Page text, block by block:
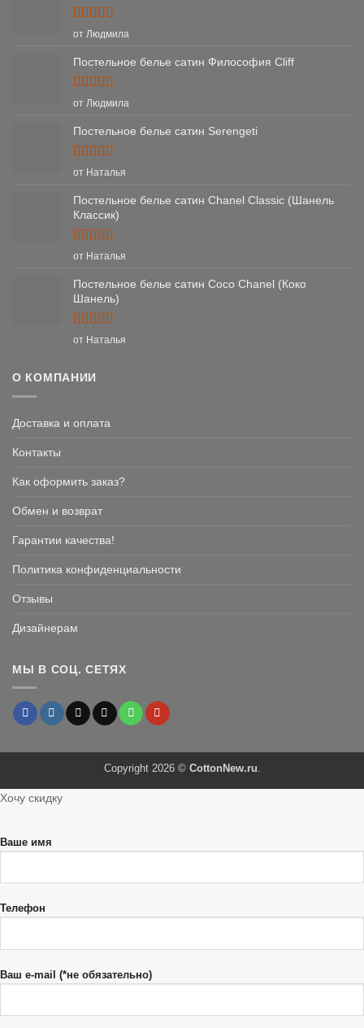
Оценка5
от Людмила
Постельное белье сатин Философия Cliff
Оценка5
от Людмила
Постельное белье сатин Serengeti
Оценка5
от Наталья
Постельное белье сатин Chanel Classic (Шанель
Классик)
Оценка5
от Наталья
Постельное белье сатин Coco Chanel (Коко
Шанель)
Оценка5
от Наталья
О КОМПАНИИ
Доставка и оплата
Контакты
Как оформить заказ?
Обмен и возврат
Гарантии качества!
Политика конфиденциальности
Отзывы
Дизайнерам
МЫ В СОЦ. СЕТЯХ
Copyright 2026 © CottonNew.ru.
Хочу скидку
Ваше имя
Телефон
Ваш e-mail (*не обязательно)